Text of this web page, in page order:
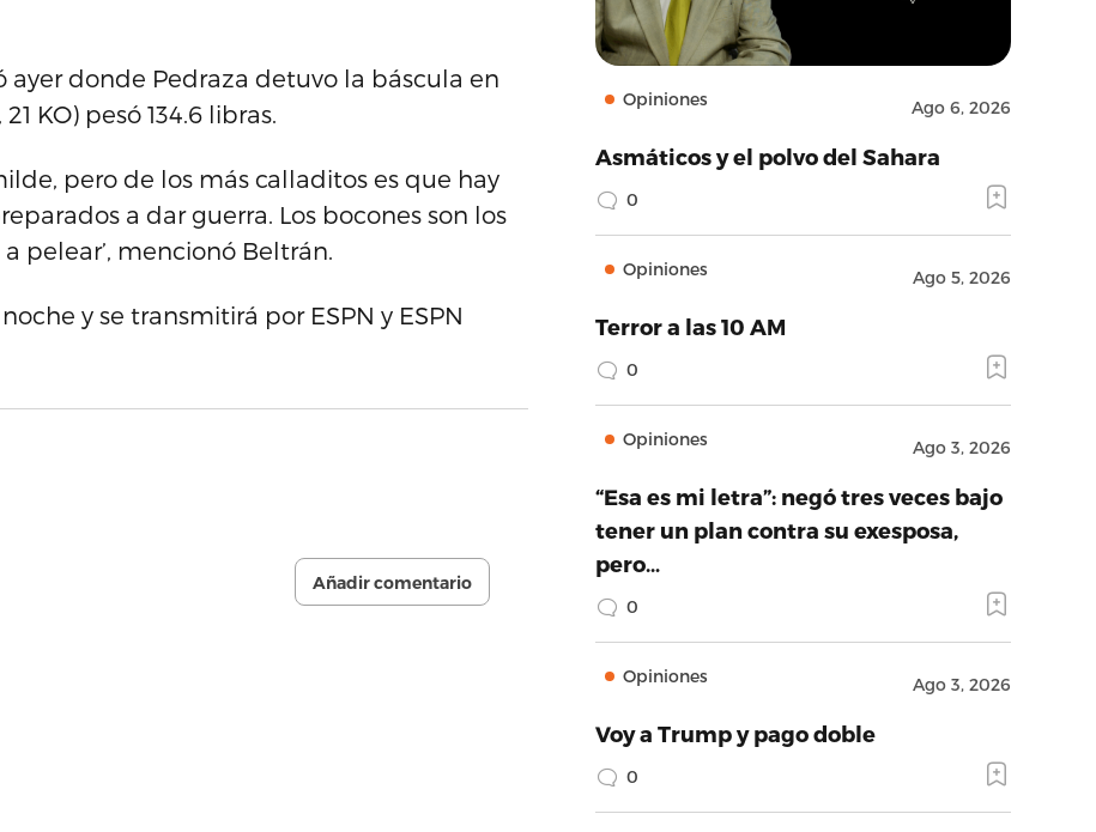
donde Pedraza detuvo la báscula en
KO) pesó 134.6 libras.
pero de los más calladitos es que hay
a dar guerra. Los bocones son los
pelear’, mencionó Beltrán.
y se transmitirá por ESPN y ESPN
Añadir comentario
Opiniones Ago 6, 2026
Asmáticos y el polvo del Sahara
0
Opiniones Ago 5, 2026
Terror a las 10 AM
0
Opiniones Ago 3, 2026
“Esa es mi letra”: negó tres veces bajo
tener un plan contra su exesposa,
pero…
0
Opiniones Ago 3, 2026
Voy a Trump y pago doble
0